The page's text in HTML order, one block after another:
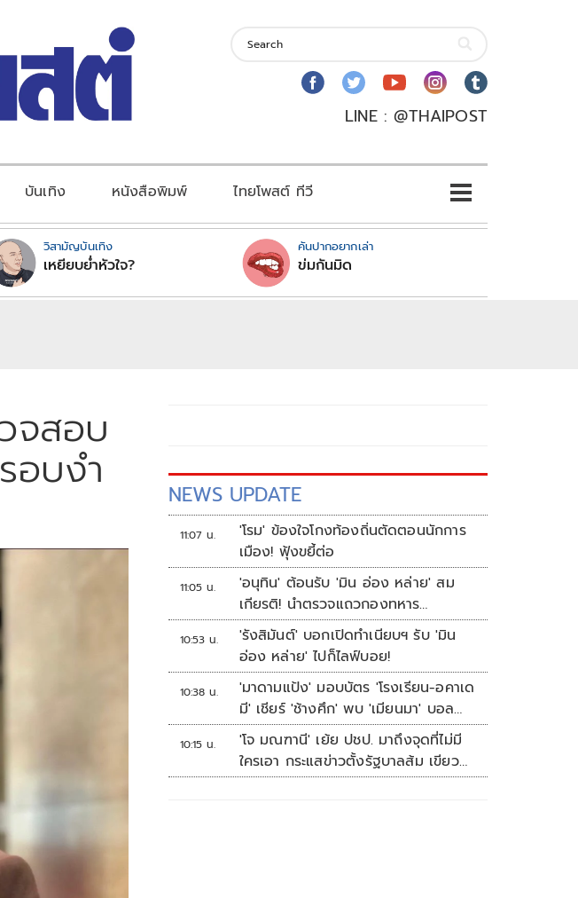
LINE : @THAIPOST
บันเทิง หนังสือพิมพ์ ไทยโพสต์ ทีวี
วิสามัญบันเทิง
เหยียบย่ำหัวใจ?
คันปากอยากเล่า
ข่มกันมิด
จสอบ
บงำ NEWS UPDATE
11:07 น.
'โรม' ข้องใจโกงท้องถิ่นตัดตอนนักการ
เมือง! ฟุ้งขยี้ต่อ
11:05 น.
'อนุทิน' ต้อนรับ 'มิน อ่อง หล่าย' สม
เกียรติ! นำตรวจแถวกองทหาร
เกียรติยศ
10:53 น.
'รังสิมันต์' บอกเปิดทำเนียบฯ รับ 'มิน
อ่อง หล่าย' ไปก็ไลฟ์บอย!
10:38 น.
'มาดามแป้ง' มอบบัตร 'โรงเรียน-อคาเด
มี' เชียร์ 'ช้างศึก' พบ 'เมียนมา' บอล
อาเซียน
10:15 น.
'โจ มณฑานี' เย้ย ปชป. มาถึงจุดที่ไม่มี
ใครเอา กระแสข่าวตั้งรัฐบาลส้ม เขียว
แดง ก็ยังไม่มีฟ้าเลย